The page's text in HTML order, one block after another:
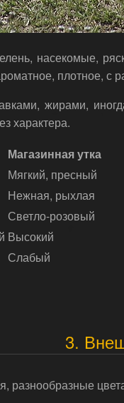
насекомые,
плотное,
жирами,
характера.
Магазинная утка
Мягкий, пресный
Нежная, рыхлая
Светло-розовый
Высокий
Слабый
3.
разнообразные